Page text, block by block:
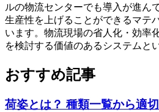
ルの物流センターでも導入が進ん
生産性を上げることができるマテ
います。物流現場の省人化・効率
を検討する価値のあるシステムと
おすすめ記事
荷姿とは？ 種類一覧から適